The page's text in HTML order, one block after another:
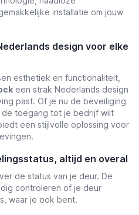
installatie om jouw
design voor elke
esthetiek en functionaliteit,
een strak Nederlands design
past. Of je nu de beveiliging
toegang tot je bedrijf wilt
een stijlvolle oplossing voor
altijd en overal
de status van je deur. De
controleren of je deur
waar je ook bent.